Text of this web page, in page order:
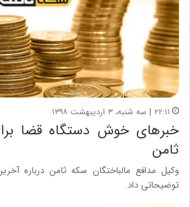
۲۲:۱۱ | سه شنبه، ۳ اردیبهشت ۱۳۹۸
خبرهای خوش دستگاه قضا
ثامن
وکیل مدافع مالباختگان سکه ثامن درباره
توضیحاتی داد.